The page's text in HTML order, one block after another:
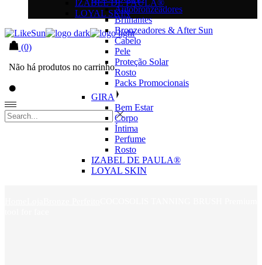
IZABEL DE PAULA®
LOYAL SKIN
(0)
Não há produtos no carrinho.
Autobronzeadores
Brilhantes
Bronzeadores & After Sun
Cabelo
Pele
Proteção Solar
Rosto
Packs Promocionais
GIRA
Bem Estar
Corpo
Íntima
Perfume
Rosto
IZABEL DE PAULA®
LOYAL SKIN